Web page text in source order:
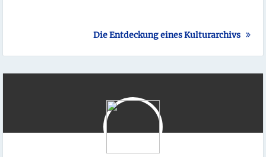
Die Entdeckung eines Kulturarchivs